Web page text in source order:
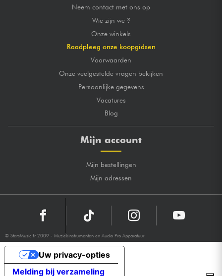
Neem contact met ons op
Wie zijn we ?
Onze winkels
Raadpleeg onze koopgidsen
Voorwaarden
Onze veelgestelde vragen bekijken
Persoonlijke gegevens
Vacatures
Blog
Mijn account
Mijn bestellingen
Mijn adressen
© StarsMusic.fr 2009 - Muziekinstrumenten en Audio Pro Apparatuur
Melding bij verzameling
Uw privacy-opties